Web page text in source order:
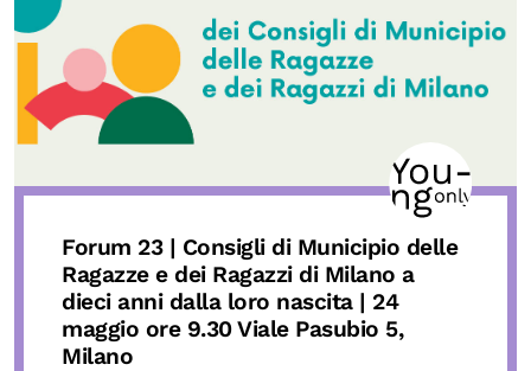
Forum 23 | Consigli di Municipio delle
Ragazze e dei Ragazzi di Milano a
dieci anni dalla loro nascita| 24
maggio ore 9.30 Viale Pasubio 5,
Milano